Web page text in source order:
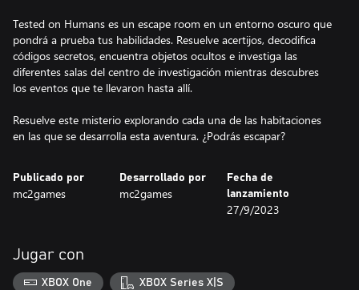
Tested on Humans es un escape room en un entorno oscuro que
pondrá a prueba tus habilidades. Resuelve acertijos, decodifica
códigos secretos, encuentra objetos ocultos e investiga las
diferentes salas del centro de investigación mientras descubres
los eventos que te llevaron hasta allí.
Resuelve este misterio explorando cada una de las habitaciones
en las que se desarrolla esta aventura. ¿Podrás escapar?
Publicado por
mc2games
Desarrollado por
mc2games
Fecha de
lanzamiento
27/9/2023
Jugar con
XBOX One XBOX Series X|S